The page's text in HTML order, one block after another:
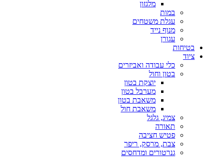
מלגזון
במות
עגלת משטחים
מנוף נייד
עגורן
בטיחות
ציוד
כלי עבודה ואביזרים
בטון וחול
יוצקת בטון
מערבל בטון
משאבת בטון
משאבת חול
צמיג, גלגל
תאורה
פטיש חציבה
צבת, מרסק, ריפר
גנרטורים ומדחסים